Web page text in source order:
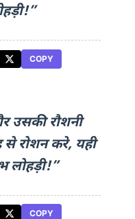
COPY
उसकी रौशनी
रोशन करे, यही
लोहड़ी!”
COPY